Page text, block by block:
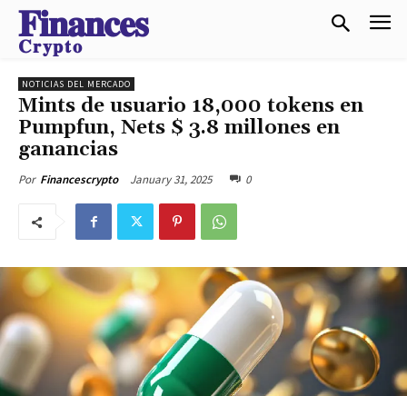
𝐅𝐢𝐧𝐚𝐧𝐜𝐞𝐬
𝐂𝐫𝐲𝐩𝐭𝐨
NOTICIAS DEL MERCADO
Mints de usuario 18,000 tokens en
Pumpfun, Nets $ 3.8 millones en
ganancias
Por Financescrypto January 31, 2025 0